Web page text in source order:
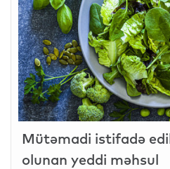
Mütəmadi istifadə
olunan yeddi məhsul